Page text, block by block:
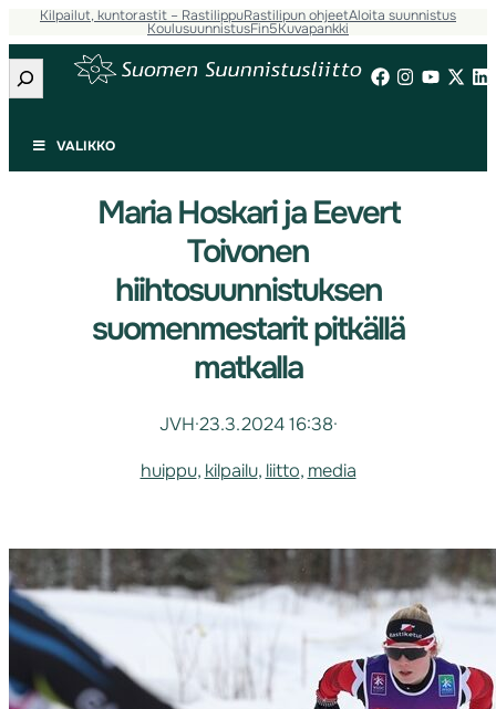
Kilpailut, kuntorastit – RastilippuRastilipun ohjeetAloita suunnistus
KoulusuunnistusFin5Kuvapankki
Etsi
VALIKKO
Maria Hoskari ja Eevert
Toivonen
hiihtosuunnistuksen
suomenmestarit pitkällä
matkalla
JVH·23.3.2024 16:38·
huippu, kilpailu, liitto, media